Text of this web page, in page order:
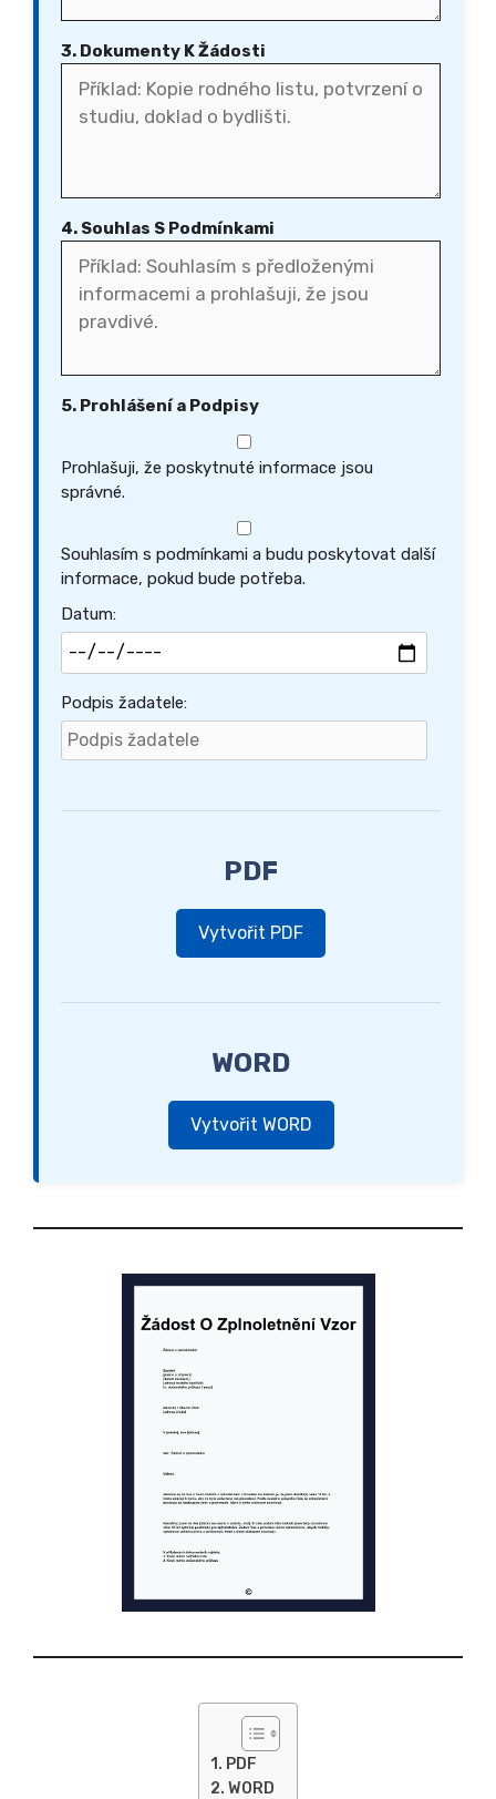
3. Dokumenty K Žádosti
4. Souhlas S Podmínkami
5. Prohlášení a Podpisy
Prohlašuji, že poskytnuté informace jsou
správné.
Souhlasím s podmínkami a budu poskytovat další
informace, pokud bude potřeba.
Datum:
Podpis žadatele:
PDF
Vytvořit PDF
WORD
Vytvořit WORD
PDF
WORD